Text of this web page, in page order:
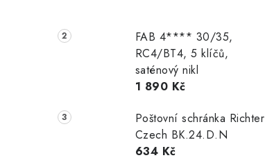
a
í
FAB 4**** 30/35,
RC4/BT4, 5 klíčů,
saténový nikl
1 890 Kč
Poštovní schránka Richter
Czech BK.24.D.N
634 Kč